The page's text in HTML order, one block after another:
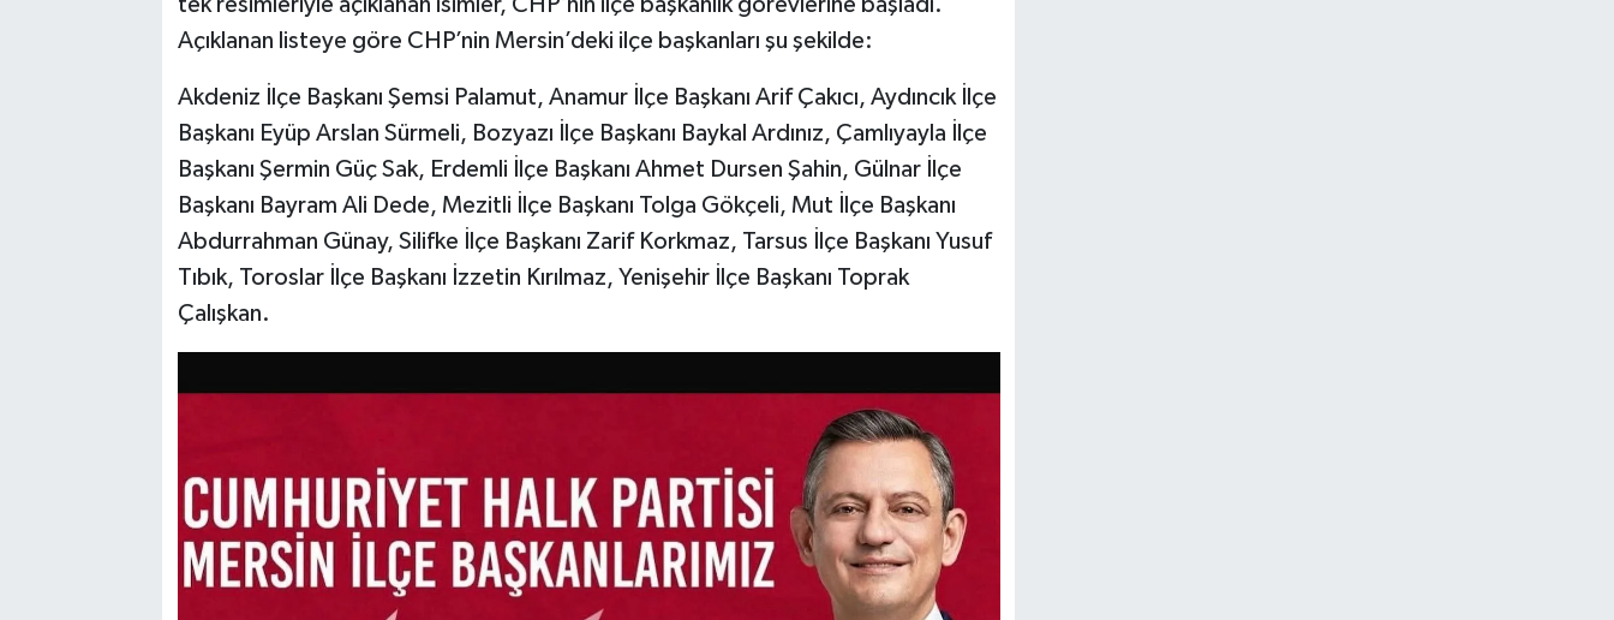
Açıklanan listeye göre CHP’nin Mersin’deki ilçe başkanları şu şekilde:
Akdeniz İlçe Başkanı Şemsi Palamut, Anamur İlçe Başkanı Arif Çakıcı, Aydıncık İlçe
Başkanı Eyüp Arslan Sürmeli, Bozyazı İlçe Başkanı Baykal Ardınız, Çamlıyayla İlçe
Başkanı Şermin Güç Sak, Erdemli İlçe Başkanı Ahmet Dursen Şahin, Gülnar İlçe
Başkanı Bayram Ali Dede, Mezitli İlçe Başkanı Tolga Gökçeli, Mut İlçe Başkanı
Abdurrahman Günay, Silifke İlçe Başkanı Zarif Korkmaz, Tarsus İlçe Başkanı Yusuf
Tıbık, Toroslar İlçe Başkanı İzzetin Kırılmaz, Yenişehir İlçe Başkanı Toprak
Çalışkan.